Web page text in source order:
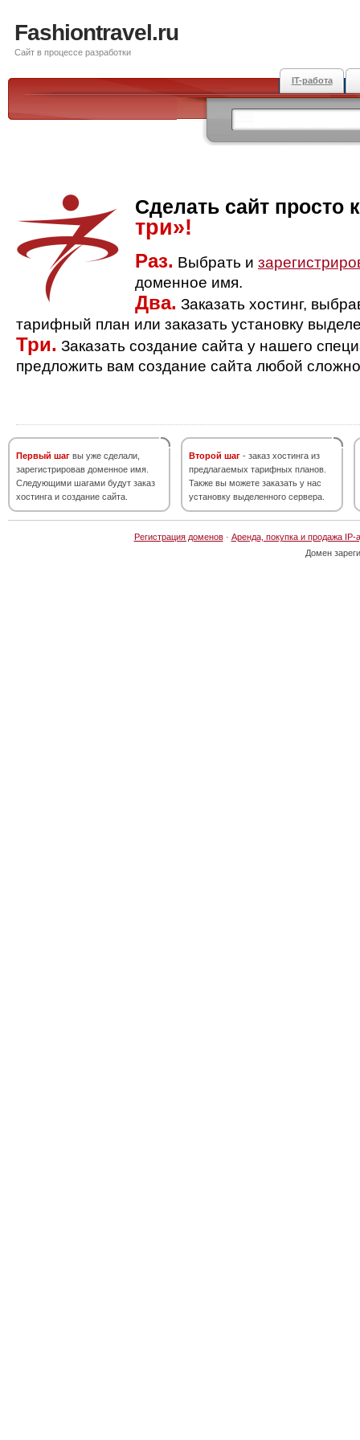
Fashiontravel.ru
Сайт в процессе разработки
IT-работа
Сделать сайт просто
три»!
Раз. Выбрать и
доменное имя.
Два. Заказать хостинг,
тарифный план или заказать установку
Три. Заказать создание сайта у нашего
предложить вам создание сайта любой
Первый шаг вы уже сделали,
зарегистрировав доменное имя.
Следующими шагами будут заказ
хостинга и создание сайта.
Второй шаг - заказ хостинга из
предлагаемых тарифных планов.
Также вы можете заказать у нас
установку выделенного сервера.
Регистрация доменов· Аренда, покупка и продажа IP-
Домен